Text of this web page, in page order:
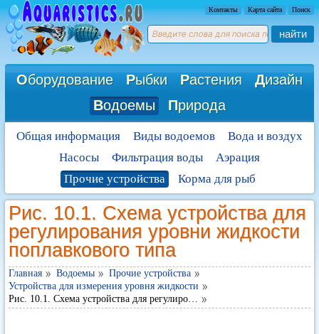
Контакты Карта сайта Поиск
найти
Оборудование Рыбки Растения Дизайн
Водоемы Природа
Общая информация Виды водоемов
Вода и воздух
Насосы
Фильтрация воды
Аэрация
Прочие устройства
Корма для рыб
Рис. 10.1. Схема устройства для
регулирования уровни жидкости
поплавкового типа
Главная Водоемы
Прочие устройства
Устройства для измерения уровня жидкости
Рис. 10.1. Схема устройства для регулиро…